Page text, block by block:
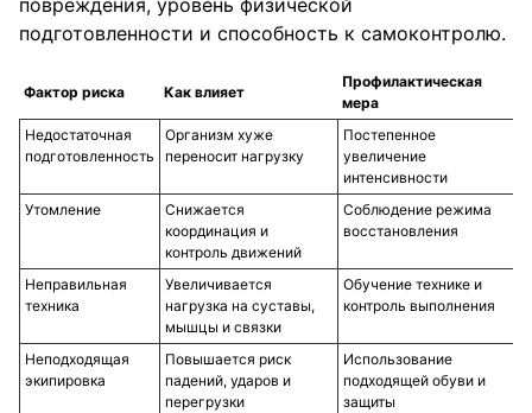
повреждения, уровень физической
подготовленности и способность к самоконтролю.
Фактор риска Как влияет
Профилактическая
мера
Недостаточная
подготовленность
Организм хуже
переносит нагрузку
Постепенное
увеличение
интенсивности
Утомление
Снижается
координация и
контроль движений
Соблюдение режима
восстановления
Неправильная
техника
Увеличивается
нагрузка на суставы,
мышцы и связки
Обучение технике и
контроль выполнения
Неподходящая
экипировка
Повышается риск
падений, ударов и
перегрузки
Использование
подходящей обуви и
защиты